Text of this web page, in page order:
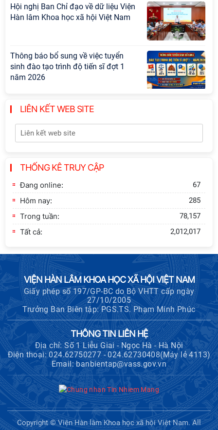
Hội nghị Ban Chỉ đạo về dữ liệu Viện
Hàn lâm Khoa học xã hội Việt Nam
Thông báo bổ sung về việc tuyển
sinh đào tạo trình độ tiến sĩ đợt 1
năm 2026
Hội thảo quốc tế "Không gian phát
triển Việt Nam trong kỷ nguyên mới:
Định hướng chiến lược và lựa chọn
chính sách”
xây dựng Thành Nhà Hồ ở núi An
LIÊN KẾT WEB SITE
THỐNG KÊ TRUY CẬP
Đang online: 67
Hôm nay: 285
Trong tuần: 78,157
Tất cả: 2,012,017
VIỆN HÀN LÂM KHOA HỌC XÃ HỘI VIỆT NAM
Giấy phép số 197/GP-BC do Bộ VHTT cấp ngày
27/10/2005
Trưởng Ban Biên tập: PGS.TS. Phạm Minh Phúc
THÔNG TIN LIÊN HỆ
Địa chỉ: Số 1 Liễu Giai - Ngọc Hà - Hà Nội
Điện thoại: 024.62750277 - 024.62730408(Máy lẻ 4113)
Email: banbientap@vass.gov.vn
Copyright © Viện Hàn lâm Khoa học xã hội Việt Nam. All